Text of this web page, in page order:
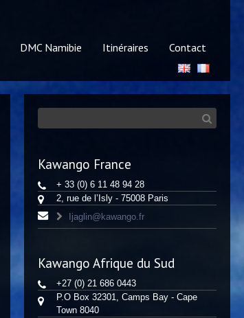
DMC Namibie Itinéraires Contact
Kawango France
+ 33 (0) 6 11 48 94 28
2, rue de l’Isly - 75008 Paris
Ijaglin@kawango.fr
Kawango Afrique du Sud
+27 (0) 21 686 0443
P.O Box 32301, Camps Bay - Cape
Town 8040